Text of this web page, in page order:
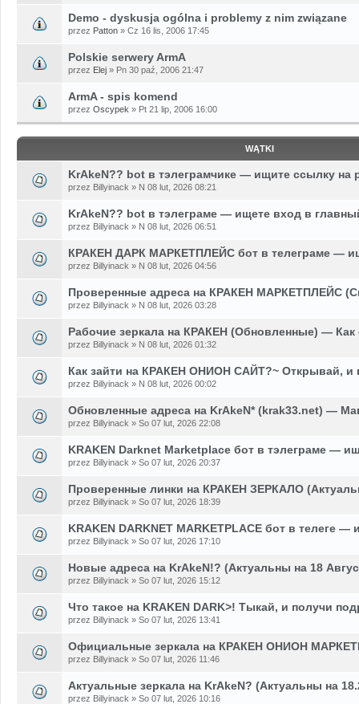
Demo - dyskusja ogólna i problemy z nim związane
przez Patton » Cz 16 lis, 2006 17:45
Polskie serwery ArmA
przez Elej » Pn 30 paź, 2006 21:47
ArmA - spis komend
przez Oscypek » Pt 21 lip, 2006 16:00
WĄTKI
KrAkeN?? bot в тэлеграмчике — ищите ссылку на
przez Billyinack » N 08 lut, 2026 08:21
KrAkeN?? bot в тэлеграме — ищете вход в
przez Billyinack » N 08 lut, 2026 06:51
КРАКЕН ДАРК МАРКЕТПЛЕЙС бот в телеграме —
przez Billyinack » N 08 lut, 2026 04:56
Проверенные адреса на КРАКЕН МАРКЕТПЛЕЙС
przez Billyinack » N 08 lut, 2026 03:28
Рабочие зеркала на КРАКЕН (Обновленные) — Как
przez Billyinack » N 08 lut, 2026 01:32
Как зайти на КРАКЕН ОНИОН САЙТ?~ Открывай, и
przez Billyinack » N 08 lut, 2026 00:02
Обновленные адреса на KrAkeN* (krak33.net) —
przez Billyinack » So 07 lut, 2026 22:08
KRAKEN Darknet Marketplace бот в тэлеграме —
przez Billyinack » So 07 lut, 2026 20:37
Проверенные линки на КРАКЕН ЗЕРКАЛО
przez Billyinack » So 07 lut, 2026 18:39
KRAKEN DARKNET MARKETPLACE бот в телеге
przez Billyinack » So 07 lut, 2026 17:10
Новые адреса на KrAkeN!? (Актуальны на 18
przez Billyinack » So 07 lut, 2026 15:12
Что такое на KRAKEN DARK>! Тыкай, и получи
przez Billyinack » So 07 lut, 2026 13:41
Официальные зеркала на КРАКЕН ОНИОН
przez Billyinack » So 07 lut, 2026 11:46
Актуальные зеркала на KrAkeN? (Актуальны на
przez Billyinack » So 07 lut, 2026 10:16